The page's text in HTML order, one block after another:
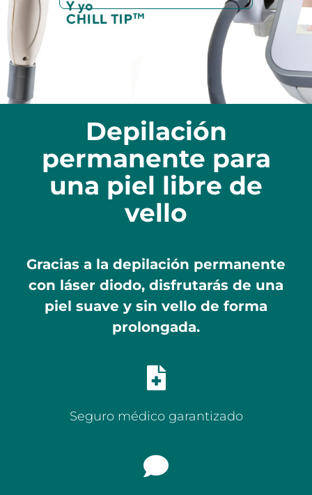
Depilación
permanente para
una piel libre de
vello
Gracias a la depilación permanente
con láser diodo, disfrutarás de una
piel suave y sin vello de forma
prolongada.
Seguro médico garantizado